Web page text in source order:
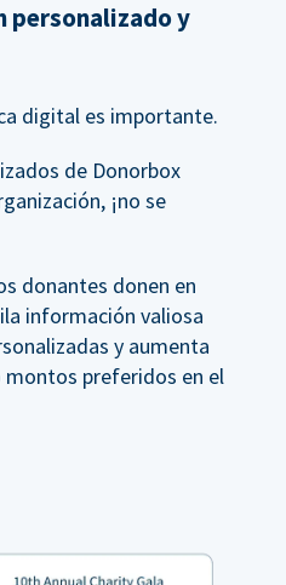
personalizado y
digital es importante.
de Donorbox
¡no se
donantes donen en
información valiosa
y aumenta
montos preferidos en el